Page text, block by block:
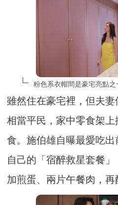
粉色系衣帽間是豪宅亮點之
雖然住在豪宅裡，但夫
相當平民，家中零食架上
食。施伯雄自曝最愛吃
自己的「宿醉救星套餐
加煎蛋、兩片午餐肉，再